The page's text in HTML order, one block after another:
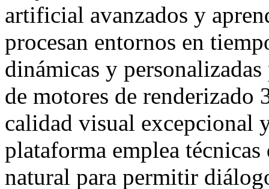
artificial avanzados y
procesan entornos en
dinámicas y
de motores de renderizado
calidad visual excepcional
plataforma emplea
natural para permitir